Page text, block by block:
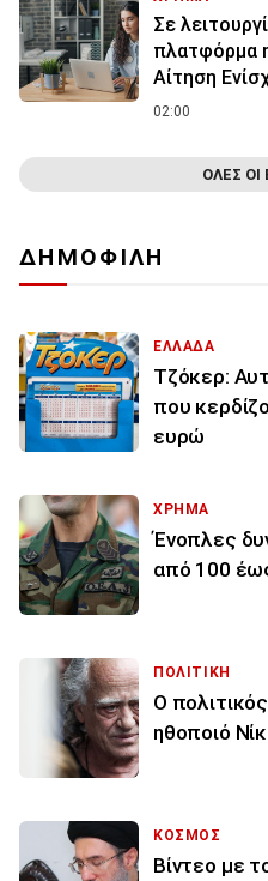
Σε
πλατφόρμα
Αίτηση
02:00
ΟΛΕΣ ΟΙ
ΔΗΜΟΦΙΛΗ
ΕΛΛΑΔΑ
Τζόκερ:
που
ευρώ
ΧΡΗΜΑ
Ένοπλες
από 100
ΠΟΛΙΤΙΚΗ
Ο
ηθοποιό
ΚΟΣΜΟΣ
Βίντεο με